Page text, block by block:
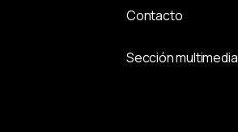
Contacto
Sección multimedia